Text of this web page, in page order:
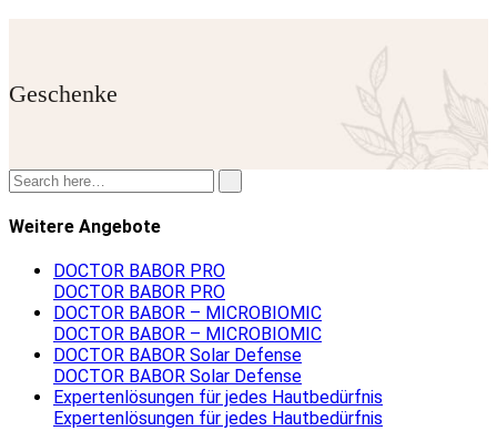
Geschenke
Weitere Angebote
DOCTOR BABOR PRO
DOCTOR BABOR PRO
DOCTOR BABOR – MICROBIOMIC
DOCTOR BABOR – MICROBIOMIC
DOCTOR BABOR Solar Defense
DOCTOR BABOR Solar Defense
Expertenlösungen für jedes Hautbedürfnis
Expertenlösungen für jedes Hautbedürfnis